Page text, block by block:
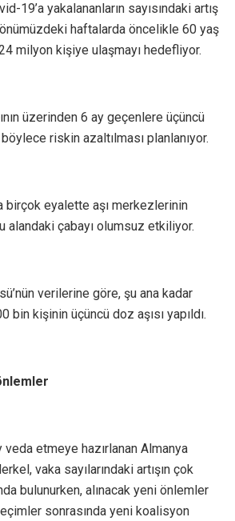
19’a yakalananların sayısındaki artış
haftalarda öncelikle 60 yaş
milyon kişiye ulaşmayı hedefliyor.
üzerinden 6 ay geçenlere üçüncü
riskin azaltılması planlanıyor.
birçok eyalette aşı merkezlerinin
alandaki çabayı olumsuz etkiliyor.
verilerine göre, şu ana kadar
bin kişinin üçüncü doz aşısı yapıldı.
etmeye hazırlanan Almanya
vaka sayılarındaki artışın çok
bulunurken, alınacak yeni önlemler
sonrasında yeni koalisyon